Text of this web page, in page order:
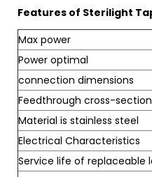
Features of Sterilight
Max power
Power optimal
connection dimensions
Feedthrough cross-section
Material is stainless steel
Electrical Characteristics
Service life of replaceable